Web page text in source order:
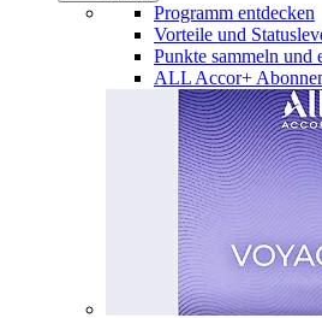
Programm entdecken
Vorteile und
Punkte sammeln und
ALL Accor+